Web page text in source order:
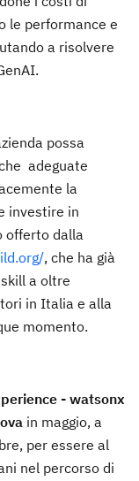
le performance e
a risolvere
possa
adeguate
la
investire in
offerto dalla
, che ha già
a oltre
in Italia e alla
momento.
- watsonx
in maggio, a
per essere al
nel percorso di